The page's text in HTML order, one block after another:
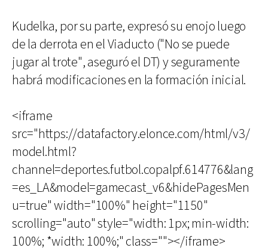
Kudelka, por su parte, expresó su enojo luego
de la derrota en el Viaducto ("No se puede
jugar al trote", aseguró el DT) y seguramente
habrá modificaciones en la formación inicial.
<iframe
src="https://datafactory.elonce.com/html/v3/
model.html?
channel=deportes.futbol.copalpf.614776&lang
=es_LA&model=gamecast_v6&hidePagesMen
u=true" width="100%" height="1150"
scrolling="auto" style="width: 1px; min-width:
100%; *width: 100%;" class=""></iframe>